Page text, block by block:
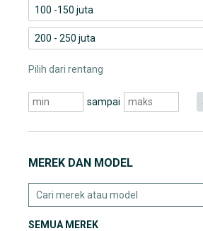
100 -150 juta
200 - 250 juta
Pilih dari rentang
sampai
MEREK DAN MODEL
SEMUA MEREK